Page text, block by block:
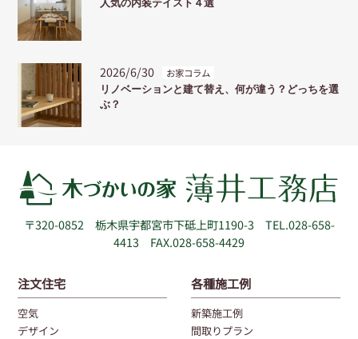
人気の内装テイスト４選
2026/6/30 お家コラム
リノベーションと建て替え、何が違う？どっちを選
ぶ？
〒320-0852 栃木県宇都宮市下砥上町1190-3
TEL.028-658-
4413 FAX.028-658-4429
注文住宅
空気
デザイン
各種施工例
新築施工例
間取りプラン